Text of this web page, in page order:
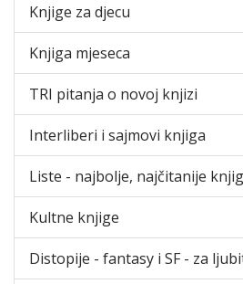
Knjige za djecu
Knjiga mjeseca
TRI pitanja o novoj knjizi
Interliberi i sajmovi knjiga
Liste - najbolje, najčitanije
Kultne knjige
Distopije - fantasy i SF - za